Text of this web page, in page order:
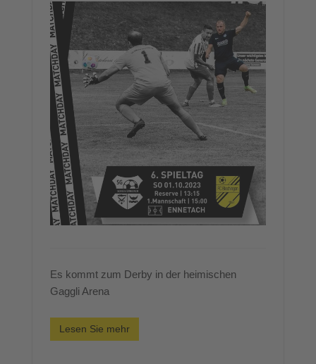
Es kommt zum Derby in der heimischen
Gaggli Arena
Lesen Sie mehr